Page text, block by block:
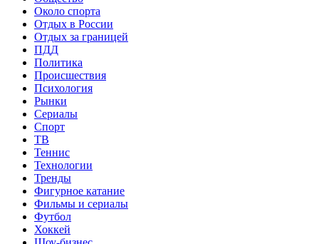
Около спорта
Отдых в России
Отдых за границей
ПДД
Политика
Происшествия
Психология
Рынки
Сериалы
Спорт
ТВ
Теннис
Технологии
Тренды
Фигурное катание
Фильмы и сериалы
Футбол
Хоккей